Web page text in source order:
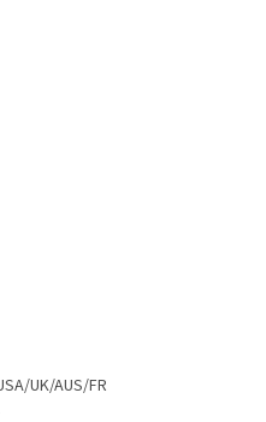
UK/AUS/FR